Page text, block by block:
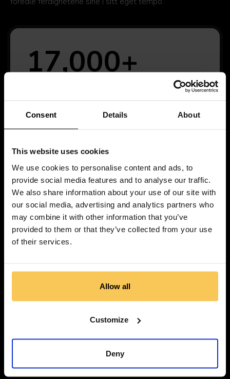
Consent Details About
This website uses cookies
We use cookies to personalise content and ads, to
provide social media features and to analyse our traffic.
We also share information about your use of our site with
our social media, advertising and analytics partners who
may combine it with other information that you’ve
provided to them or that they’ve collected from your use
of their services.
Allow all
Customize
Deny
17,000+
1,500+
Videoer
350+
Eksperter
Oppdag vår plattform